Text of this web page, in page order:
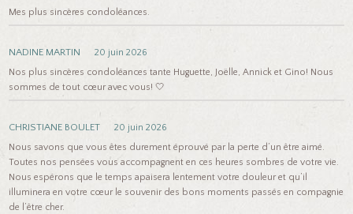
Mes plus sincères condoléances.
NADINE MARTIN
20 juin 2026
Nos plus sincères condoléances tante Huguette, Joëlle, Annick et Gino! Nous
sommes de tout cœur avec vous! 🤍
CHRISTIANE BOULET
20 juin 2026
Nous savons que vous êtes durement éprouvé par la perte d’un être aimé.
Toutes nos pensées vous accompagnent en ces heures sombres de votre vie.
Nous espérons que le temps apaisera lentement votre douleur et qu’il
illuminera en votre cœur le souvenir des bons moments passés en compagnie
de l’être cher.